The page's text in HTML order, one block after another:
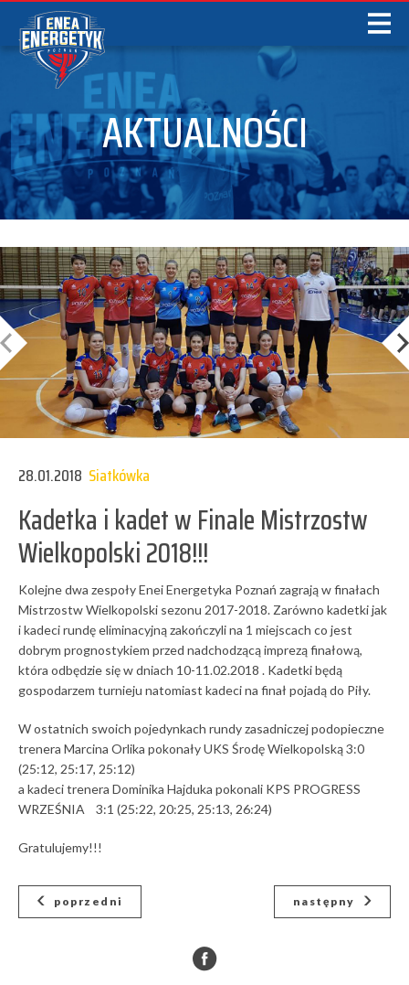
AKTUALNOŚCI
28.01.2018 Siatkówka
Kadetka i kadet w Finale Mistrzostw
Wielkopolski 2018!!!
Kolejne dwa zespoły Enei Energetyka Poznań zagrają w finałach
Mistrzostw Wielkopolski sezonu 2017-2018. Zarówno kadetki jak
i kadeci rundę eliminacyjną zakończyli na 1 miejscach co jest
dobrym prognostykiem przed nadchodzącą imprezą finałową,
która odbędzie się w dniach 10-11.02.2018 . Kadetki będą
gospodarzem turnieju natomiast kadeci na finał pojadą do Piły.
W ostatnich swoich pojedynkach rundy zasadniczej podopieczne
trenera Marcina Orlika pokonały UKS Środę Wielkopolską 3:0
(25:12, 25:17, 25:12)
a kadeci trenera Dominika Hajduka pokonali KPS PROGRESS
WRZEŚNIA 3:1 (25:22, 20:25, 25:13, 26:24)
Gratulujemy!!!
poprzedni następny